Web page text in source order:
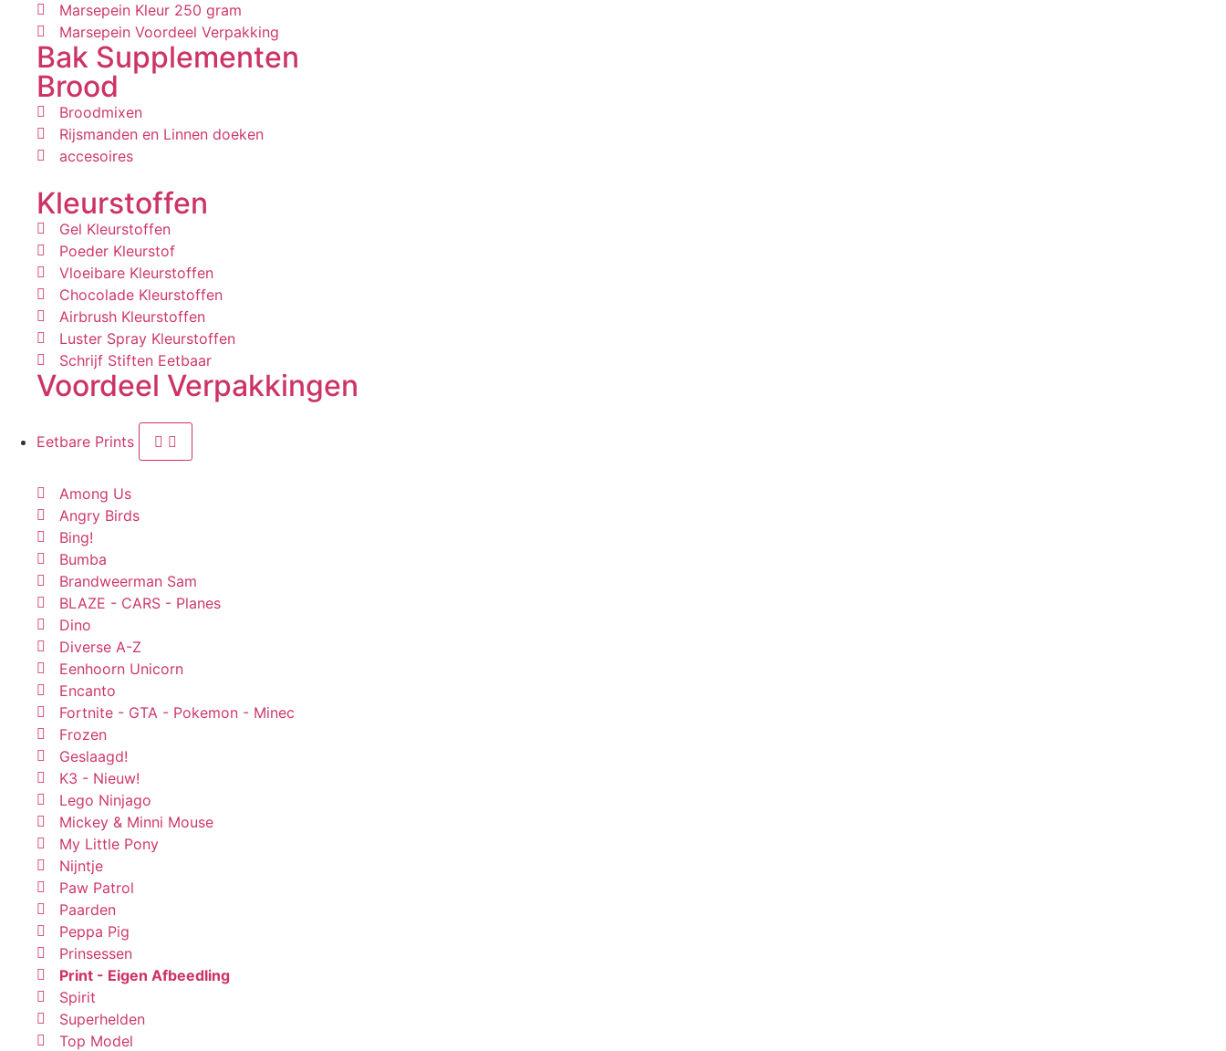
Marsepein Kleur 250 gram
Marsepein Voordeel Verpakking
Bak Supplementen
Brood
Broodmixen
Rijsmanden en Linnen doeken
accesoires
Kleurstoffen
Gel Kleurstoffen
Poeder Kleurstof
Vloeibare Kleurstoffen
Chocolade Kleurstoffen
Airbrush Kleurstoffen
Luster Spray Kleurstoffen
Schrijf Stiften Eetbaar
Voordeel Verpakkingen
Eetbare Prints
Among Us
Angry Birds
Bing!
Bumba
Brandweerman Sam
BLAZE - CARS - Planes
Dino
Diverse A-Z
Eenhoorn Unicorn
Encanto
Fortnite - GTA - Pokemon - Minec
Frozen
Geslaagd!
K3 - Nieuw!
Lego Ninjago
Mickey & Minni Mouse
My Little Pony
Nijntje
Paw Patrol
Paarden
Peppa Pig
Prinsessen
Print - Eigen Afbeedling
Spirit
Superhelden
Top Model